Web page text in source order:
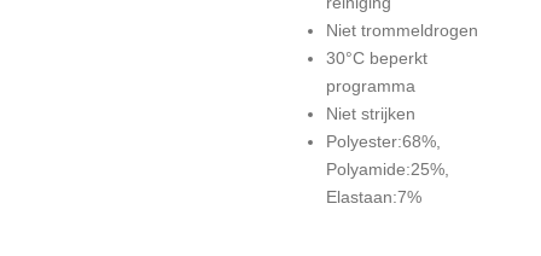
Niet trommeldrogen
30°C beperkt
programma
Niet strijken
Polyester:68%,
Polyamide:25%,
Elastaan:7%